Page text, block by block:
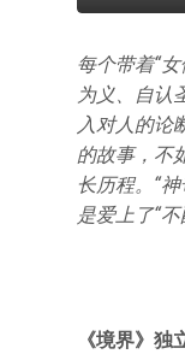
每个带着“
为义、自认
入对人的论
的故事，不
长历程。“
是爱上了“
《境界》独